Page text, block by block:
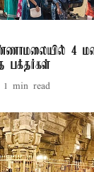
4
பக்தர்கள்
1 min read